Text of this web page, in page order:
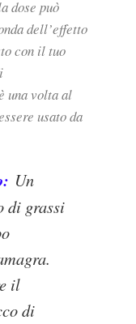
dose può
dell’effetto
con il tuo
una volta al
usato da
Un
di grassi
il
di